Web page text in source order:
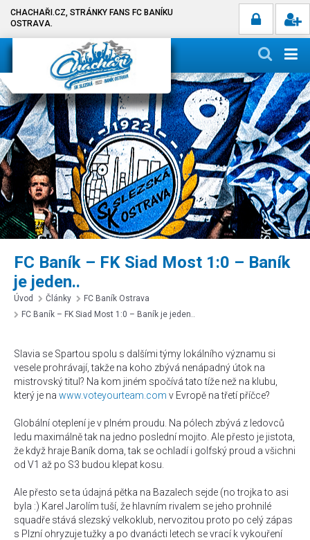
CHACHAŘI.CZ, STRÁNKY FANS FC BANÍKU
OSTRAVA.
FC Baník – FK Siad Most 1:0 – Baník
je jeden..
Úvod Články
FC Baník Ostrava
FC Baník – FK Siad Most 1:0 – Baník je jeden..
Slavia se Spartou spolu s dalšími týmy lokálního významu si
vesele prohrávají, takže na koho zbývá nenápadný útok na
mistrovský titul? Na kom jiném spočívá tato tíže než na klubu,
který je na www.voteyourteam.com v Evropě na třetí příčce?
Globální oteplení je v plném proudu. Na pólech zbývá z ledovců
ledu maximálně tak na jedno poslední mojito. Ale přesto je jistota,
že když hraje Baník doma, tak se ochladí i golfský proud a všichni
od V1 až po S3 budou klepat kosu.
Ale přesto se ta údajná pětka na Bazalech sejde (no trojka to asi
byla :) Karel Jarolím tuší, že hlavním rivalem se jeho prohnilé
squadře stává slezský velkoklub, nervozitou proto po celý zápas
s Plzní ohryzuje tužky a po dvanácti letech se vrací k vykouření